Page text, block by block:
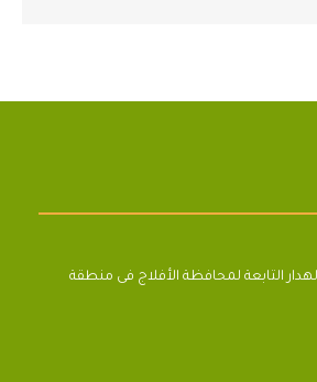
التابعة لمحافظة الأفلاج فى منطقة